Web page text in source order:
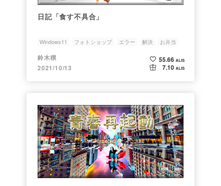
日記「食す不具合」
Windows11 フォトショップ エラー 解決 お弁当
鈴木穣
2021/10/13
55.66 ALIS
7.10 ALIS